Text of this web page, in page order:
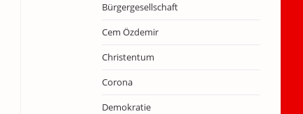
Bürgergesellschaft
Cem Özdemir
Christentum
Corona
Demokratie